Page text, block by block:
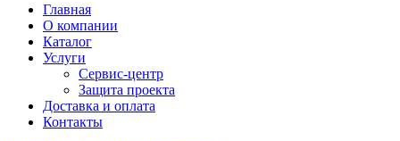
Главная
О компании
Каталог
Услуги
Сервис-центр
Защита проекта
Доставка и оплата
Контакты